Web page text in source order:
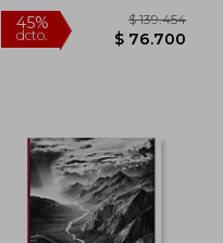
45%
dcto.